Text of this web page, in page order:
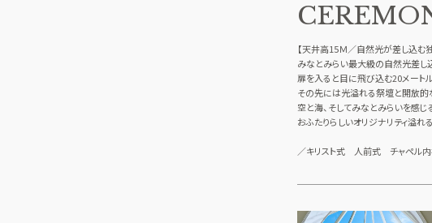
【天井高15Ｍ／自然光が差し込む
みなとみらい最大級の自然光差し
扉を入ると目に飛び込む20メート
その先には光溢れる祭壇と開放的
空と海、そしてみなとみらいを感
おふたりらしいオリジナリティ溢れ
／キリスト式 人前式 チャペル